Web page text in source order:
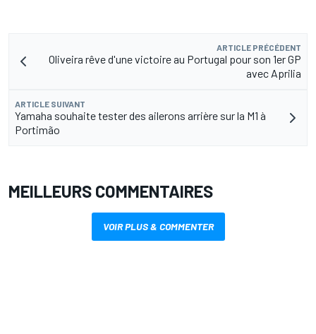
ARTICLE PRÉCÉDENT
Oliveira rêve d'une victoire au Portugal pour son 1er GP
avec Aprilia
ARTICLE SUIVANT
Yamaha souhaite tester des ailerons arrière sur la M1 à
Portimão
MEILLEURS COMMENTAIRES
VOIR PLUS & COMMENTER